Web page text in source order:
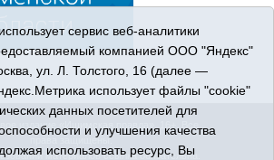
издание «Ишимская правда». 16+. Все
права защищены.
материалов ссылка обязательна.
сервис веб-аналитики
компанией ООО "Яндекс"
ул. Л. Толстого, 16 (далее —
использует файлы "cookie"
данных посетителей для
и улучшения качества
использовать ресурс, Вы